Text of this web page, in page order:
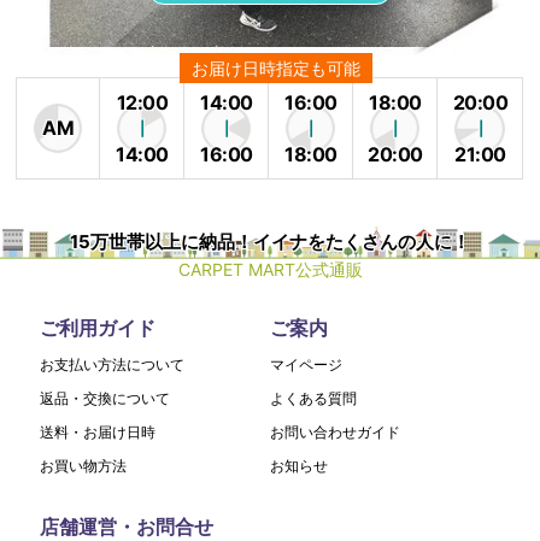
お届け日時指定も可能
AM
12:00
14:00
14:00
16:00
16:00
18:00
18:00
20:00
20:00
21:00
15万世帯以上に納品！イイナをたくさんの人に！
CARPET MART公式通販
ご利用ガイド
お支払い方法について
返品・交換について
送料・お届け日時
お買い物方法
ご案内
マイページ
よくある質問
お問い合わせガイド
お知らせ
店舗運営・お問合せ